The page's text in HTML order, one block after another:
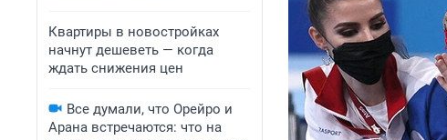
Квартиры в новостройках
начнут дешеветь — когда
ждать снижения цен
Все думали, что Орейро и
Арана встречаются: что на